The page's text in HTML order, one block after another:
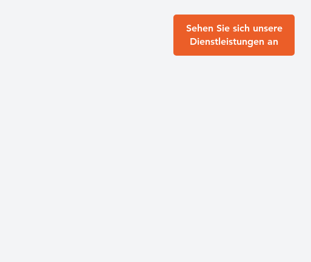
Sehen Sie sich unsere
Dienstleistungen an